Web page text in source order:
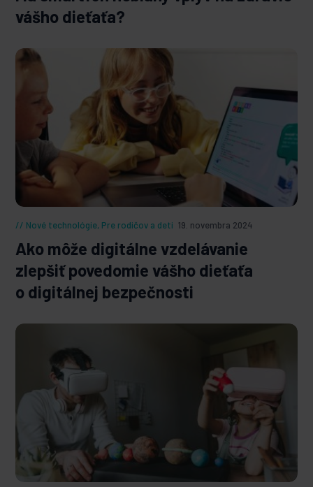
vášho dieťaťa?
Nové technológie, Pre rodičov a deti 19. novembra 2024
Ako môže digitálne vzdelávanie
zlepšiť povedomie vášho dieťaťa
o digitálnej bezpečnosti